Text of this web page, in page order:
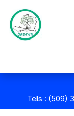
Tels : (509)